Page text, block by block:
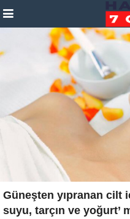
Güneşten yıpranan cilt
suyu, tarçın ve yoğurt’